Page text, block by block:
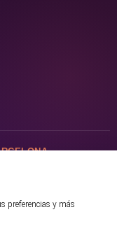
preferencias y más